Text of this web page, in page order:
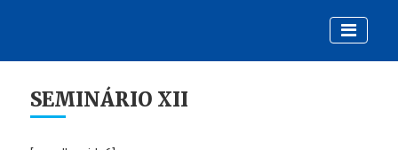
SEMINÁRIO XII